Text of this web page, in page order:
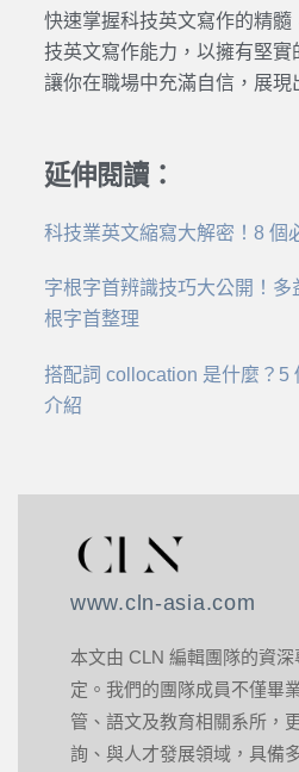
快速掌握科技英文寫作的精
技英文寫作能力，以擁有堅實
讓你在職場中充滿自信，展現
延伸閱讀：
科技業英文縮寫大解密！8 個
字根字首辨識技巧大公開！多
根字首整理
搭配詞 collocation 是什麼？5
介紹
www.cln-asia.com
本文由 CLN 編輯團隊的資
定。我們的團隊成員不僅畢
管、語文及教育相關系所，
詢、與人才發展領域，具備